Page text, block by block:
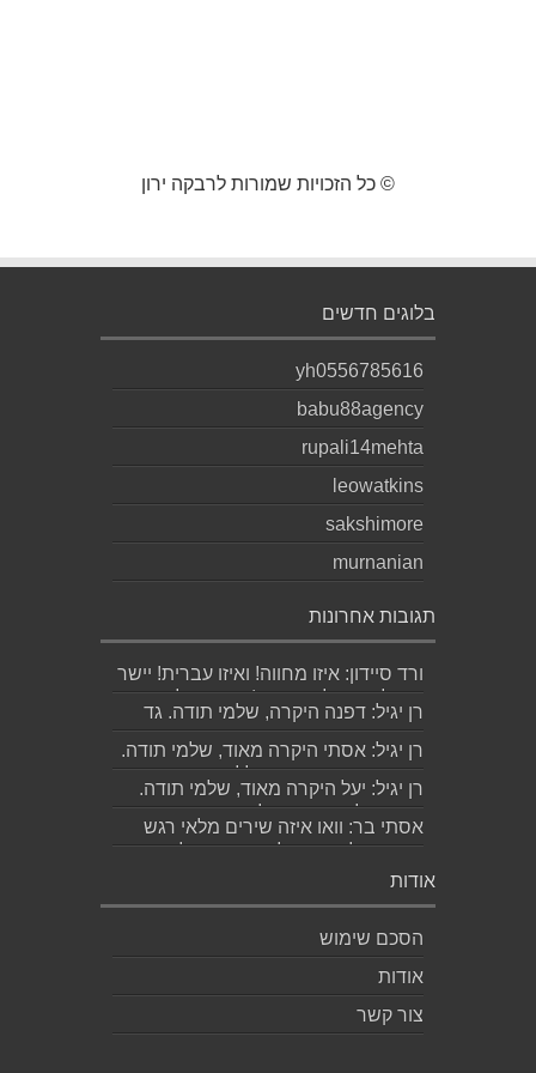
© כל הזכויות שמורות לרבקה ירון
בלוגים חדשים
yh0556785616
babu88agency
rupali14mehta
leowatkins
sakshimore
murnanian
תגובות אחרונות
ורד סיידון: איזו מחווה! ואיזו עברית! יישר
כוח לכותב ולאהובתו :) שבת שלום...
רן יגיל: דפנה היקרה, שלמי תודה. גד
הוא אכן משורר איכותי ביותר. אמסור...
רן יגיל: אסתי היקרה מאוד, שלמי תודה.
ניכר כי השירים דיברו לליבך. אמסו...
רן יגיל: יעל היקרה מאוד, שלמי תודה.
אמסור לגד. שבת שלום. רן...
אסתי בר: וואו איזה שירים מלאי רגש
ותשוקה לאהובה ולאהבה הגדולה
ה,בלתי...
אודות
הסכם שימוש
אודות
צור קשר